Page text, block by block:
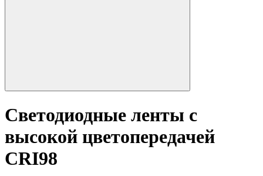
Светодиодные ленты с
высокой цветопередачей
CRI98